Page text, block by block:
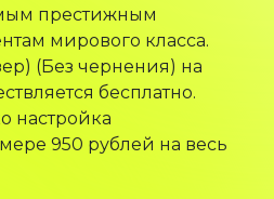
престижным
мирового класса.
(Без чернения) на
бесплатно.
настройка
950 рублей на весь